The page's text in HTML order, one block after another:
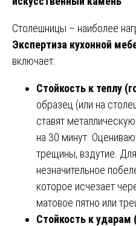
Столешницы – наиболее
Экспертиза кухонной
включает:
Стойкость к теплу
образец (или на
ставят
на 30 минут.
трещины, вздутие.
незначительное
которое исчезает
матовое пятно или
Стойкость к ударам